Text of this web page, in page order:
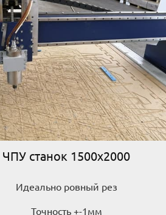
ЧПУ станок 1500х2000
Идеально ровный рез
Точность +-1мм